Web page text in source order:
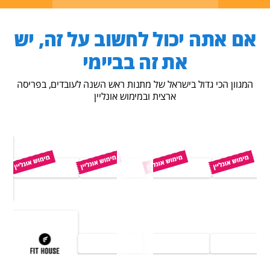
אם אתה יכול לחשוב על זה, יש
את זה בביימי
המגוון הכי גדול בישראל של מתנות ראש השנה לעובדים, בפריסה
ארצית ובמימוש אונליין